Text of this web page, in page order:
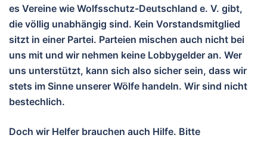
es Vereine wie Wolfsschutz-Deutschland e. V. gibt,
die völlig unabhängig sind. Kein Vorstandsmitglied
sitzt in einer Partei. Parteien mischen auch nicht bei
uns mit und wir nehmen keine Lobbygelder an. Wer
uns unterstützt, kann sich also sicher sein, dass wir
stets im Sinne unserer Wölfe handeln. Wir sind nicht
bestechlich.
Doch wir Helfer brauchen auch Hilfe. Bitte